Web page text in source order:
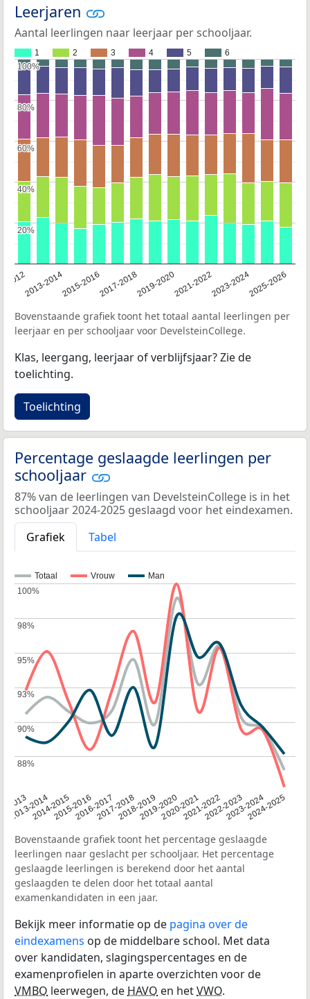
Leerjaren
Aantal leerlingen naar leerjaar per schooljaar.
1 2 3 4 5 6
20122013-20142015-20162017-20182019-20202021-20222023-20242025-2026
20%
20%
40%
40%
60%
60%
80%
80%
100%
100%
Bovenstaande grafiek toont het totaal aantal leerlingen per
leerjaar en per schooljaar voor DevelsteinCollege.
Klas, leergang, leerjaar of verblijfsjaar? Zie de
toelichting.
Toelichting
Percentage geslaagde leerlingen per
schooljaar
87% van de leerlingen van DevelsteinCollege is in het
schooljaar 2024-2025 geslaagd voor het eindexamen.
Grafiek
Tabel
Totaal Vrouw Man
2013
2013-2014
2014-20152015-20162016-20172017-20182018-20192019-20202020-20212021-20222022-20232023-20242024-2025
88%
88%
90%
90%
93%
93%
95%
95%
98%
98%
100%
100%
Bovenstaande grafiek toont het percentage geslaagde
leerlingen naar geslacht per schooljaar. Het percentage
geslaagde leerlingen is berekend door het aantal
geslaagden te delen door het totaal aantal
examenkandidaten in een jaar.
Bekijk meer informatie op de pagina over de
eindexamens op de middelbare school. Met data
over kandidaten, slagingspercentages en de
examenprofielen in aparte overzichten voor de
VMBO leerwegen, de HAVO en hetVWO.